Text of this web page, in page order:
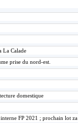
La Calade
prise du nord-est.
domestique
FP 2021 ; prochain lot za